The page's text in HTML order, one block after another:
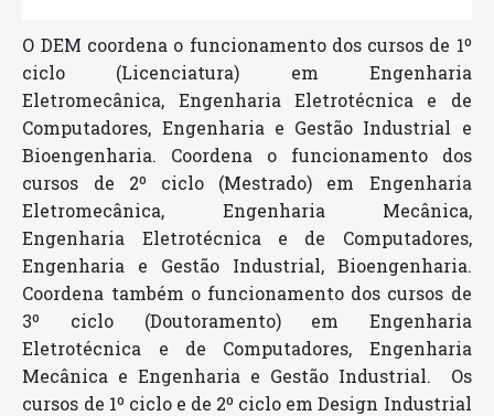
O DEM coordena o funcionamento dos cursos de 1º
ciclo (Licenciatura) em Engenharia
Eletromecânica, Engenharia Eletrotécnica e de
Computadores, Engenharia e Gestão Industrial e
Bioengenharia. Coordena o funcionamento dos
cursos de 2º ciclo (Mestrado) em Engenharia
Eletromecânica, Engenharia Mecânica,
Engenharia Eletrotécnica e de Computadores,
Engenharia e Gestão Industrial, Bioengenharia.
Coordena também o funcionamento dos cursos de
3º ciclo (Doutoramento) em Engenharia
Eletrotécnica e de Computadores, Engenharia
Mecânica e Engenharia e Gestão Industrial. Os
cursos de 1º ciclo e de 2º ciclo em Design Industrial